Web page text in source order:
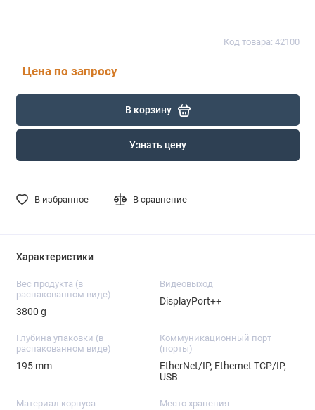
Код товара: 42100
Цена по запросу
В корзину
Узнать цену
В избранное В сравнение
Характеристики
Вес продукта (в
распакованном виде)
3800 g
Видеовыход
DisplayPort++
Глубина упаковки (в
распакованном виде)
195 mm
Коммуникационный порт
(порты)
EtherNet/IP, Ethernet TCP/IP,
USB
Материал корпуса Место хранения